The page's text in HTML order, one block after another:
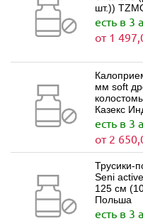
шт.))
есть в 3
от 1
мм soft
Казекс
Продутос
есть в 3
от 2
Трусики-
Seni
125 см
Польша
есть в 3